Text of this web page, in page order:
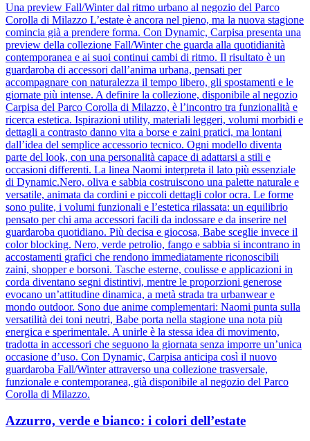
Una preview Fall/Winter dal ritmo urbano al negozio del Parco
Corolla di Milazzo L’estate è ancora nel pieno, ma la nuova stagione
comincia già a prendere forma. Con Dynamic, Carpisa presenta una
preview della collezione Fall/Winter che guarda alla quotidianità
contemporanea e ai suoi continui cambi di ritmo. Il risultato è un
guardaroba di accessori dall’anima urbana, pensati per
accompagnare con naturalezza il tempo libero, gli spostamenti e le
giornate più intense. A definire la collezione, disponibile al negozio
Carpisa del Parco Corolla di Milazzo, è l’incontro tra funzionalità e
ricerca estetica. Ispirazioni utility, materiali leggeri, volumi morbidi e
dettagli a contrasto danno vita a borse e zaini pratici, ma lontani
dall’idea del semplice accessorio tecnico. Ogni modello diventa
parte del look, con una personalità capace di adattarsi a stili e
occasioni differenti. La linea Naomi interpreta il lato più essenziale
di Dynamic.Nero, oliva e sabbia costruiscono una palette naturale e
versatile, animata da cordini e piccoli dettagli color ocra. Le forme
sono pulite, i volumi funzionali e l’estetica rilassata: un equilibrio
pensato per chi ama accessori facili da indossare e da inserire nel
guardaroba quotidiano. Più decisa e giocosa, Babe sceglie invece il
color blocking. Nero, verde petrolio, fango e sabbia si incontrano in
accostamenti grafici che rendono immediatamente riconoscibili
zaini, shopper e borsoni. Tasche esterne, coulisse e applicazioni in
corda diventano segni distintivi, mentre le proporzioni generose
evocano un’attitudine dinamica, a metà strada tra urbanwear e
mondo outdoor. Sono due anime complementari: Naomi punta sulla
versatilità dei toni neutri, Babe porta nella stagione una nota più
energica e sperimentale. A unirle è la stessa idea di movimento,
tradotta in accessori che seguono la giornata senza imporre un’unica
occasione d’uso. Con Dynamic, Carpisa anticipa così il nuovo
guardaroba Fall/Winter attraverso una collezione trasversale,
funzionale e contemporanea, già disponibile al negozio del Parco
Corolla di Milazzo.
Azzurro, verde e bianco: i colori dell’estate